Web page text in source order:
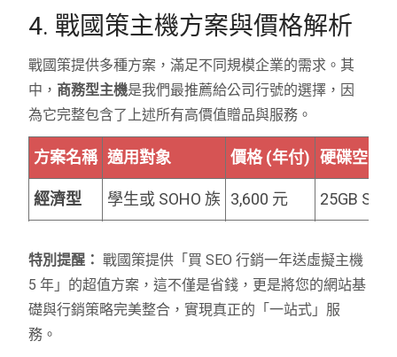
AI 服務整合 包含 AI
4. 戰國策主機方案與價格解析
戰國策提供多種方案，滿足不同規模企業的需求。其
中， 商務型主機是我們最推薦給公司行號的選擇，因
為它完整包含了上述所有高價值贈品與服務。
方案名稱 適用對象 價格 (年付) 硬碟空間
經濟型 學生或 SOHO 族 3,600 元 25GB SSD
旗艦型 大型流量網站 26,500 元 100GB
特別提醒： 戰國策提供「買 SEO 行銷一年送虛擬主機
5 年」的超值方案，這不僅是省錢，更是將您的網站基
礎與行銷策略完美整合，實現真正的「一站式」服
務。